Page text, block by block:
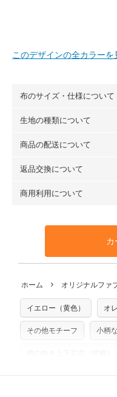
このデザインの全カラーを
布のサイズ・仕様について
布の長さは50cm単位で
場合 → 購入数量「7」
※カットを希望の方は備
ご記載ください（50cm
プリント布の仕様につい
生地の種類について
・現在、すべてのデザ
ットン（ダブルガーゼ）
トンリネン（ビエラ織）
100％コットン（キャン
生地見本サンプル（
商品の配送について
・ネコポスでの配送は
も送料の表示が600円と
となります。
※万が一、検品時に不備
の発送となる場合がござ
※土日祝は営業日に含ま
※配送日のご指定は承れ
いたします。
返品交換について
・布はご注文後に注文数
や用尺をお間違えのな
と違う、などの理由で
商用利用について
す。ハンドメイドサイ
利用いただけます。「
も不要です。（製品化
いませんのでご了承くだ
※有料型紙（ホームソー
らべるキットに付属され
注意ください。型紙自
商用利用についての詳
カ
ホーム オリジナルファ
イエロー（黄色） オ
その他モチーフ 小柄